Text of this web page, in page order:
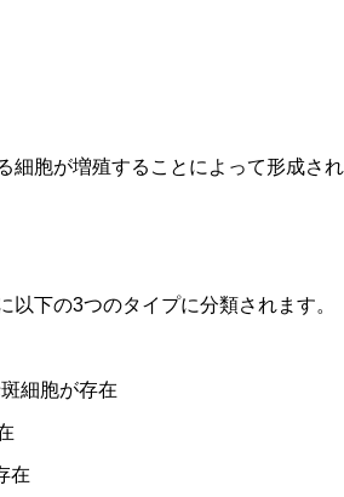
細胞が増殖することによって形成さ
下の3つのタイプに分類されます。
細胞が存在
在